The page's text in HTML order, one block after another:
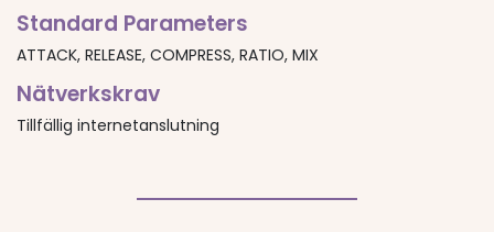
Standard Parameters
ATTACK, RELEASE, COMPRESS, RATIO, MIX
Nätverkskrav
Tillfällig internetanslutning